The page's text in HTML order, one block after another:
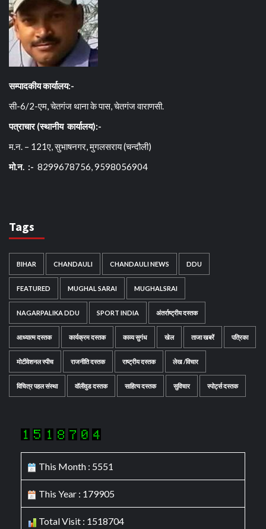
सम्पादकीय कार्यालय:-
सी-6/2-एम, चेतगंज थाना के पास, चेतगंज वाराणसी.
पत्राचार (स्थानीय कार्यालय):-
म.न. – 121ए, सुभाषनगर, मुगलसराय (चन्दौली)
मो.न. :- 8299678756, 9598056904
Tags
BIHAR CHANDAULI CHANDAULI NEWS DDU
FEATURED MUGHAL SARAI MUGHALSRAI
NAGARPALIKA DDU SPORT INDIA अंतर्राष्ट्रीय दस्तक
आध्यात्म दस्तक कार्यक्रम दस्तक काव्य सुगंध खेल ताजा खबरें पत्रिका
मोटीवेशनल स्पीच राजनीति दस्तक राष्ट्रीय दस्तक लेख /विचार
विचित्र पहल संस्था वॉलीवुड दस्तक साहित्य दस्तक सुविचार स्पोर्ट्स दस्तक
This Month : 5551
This Year : 179905
Total Visit : 1518704